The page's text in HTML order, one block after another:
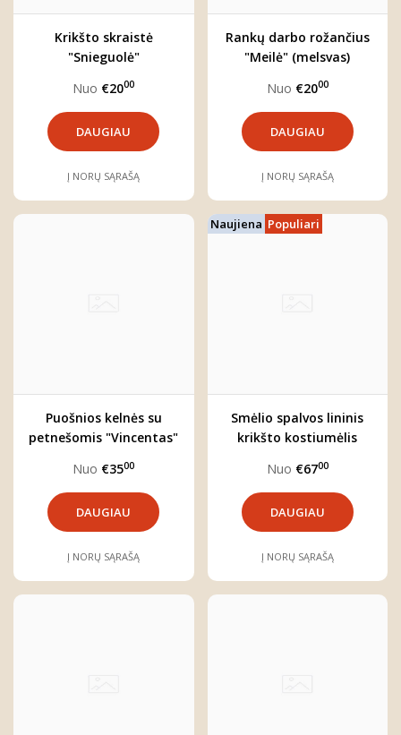
Krikšto skraistė
"Snieguolė"
Nuo €2000
DAUGIAU
Į NORŲ SĄRAŠĄ
Rankų darbo rožančius
"Meilė" (melsvas)
Nuo €2000
DAUGIAU
Į NORŲ SĄRAŠĄ
Puošnios kelnės su
petnešomis "Vincentas"
Nuo €3500
DAUGIAU
Į NORŲ SĄRAŠĄ
Naujiena Populiari
Smėlio spalvos lininis
krikšto kostiumėlis
Nuo €6700
DAUGIAU
Į NORŲ SĄRAŠĄ